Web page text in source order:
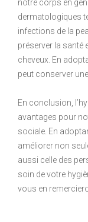
notre corps en
dermatologiques
infections de la
préserver la santé
cheveux. En
peut conserver
En conclusion,
avantages pour
sociale. En
améliorer non
aussi celle des
soin de votre
vous en